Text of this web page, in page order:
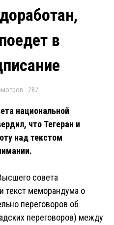
в
- 287
национальной
что Тегеран и
над текстом
совета
текст меморандума о
переговоров об
переговоров) между